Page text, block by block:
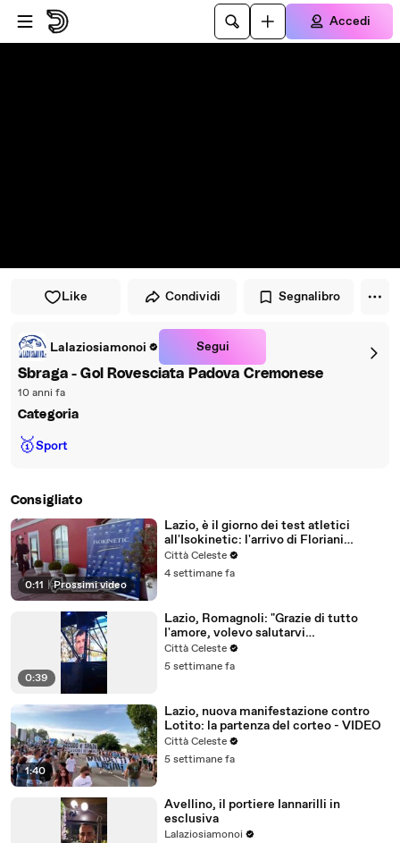
Vai al lettore
Passa al contenuto principale
Accedi
Like Condividi Segnalibro
Lalaziosiamonoi Segui
Sbraga - Gol Rovesciata Padova Cremonese
10 anni fa
Categoria
🥇Sport
Consigliato
0:11 | Prossimi video
Lazio, è il giorno dei test atletici
all'Isokinetic: l'arrivo di Floriani
Mussolini - VD
Città Celeste
4 settimane fa
0:39
Lazio, Romagnoli: "Grazie di tutto
l'amore, volevo salutarvi
diversamente" - VIDEO
Città Celeste
5 settimane fa
1:40
Lazio, nuova manifestazione contro
Lotito: la partenza del corteo - VIDEO
Città Celeste
5 settimane fa
Avellino, il portiere Iannarilli in
esclusiva
Lalaziosiamonoi